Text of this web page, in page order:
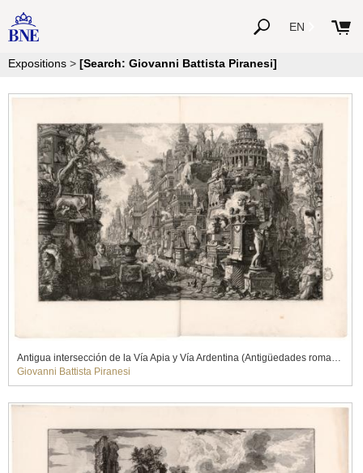
EN
Expositions > [Search: Giovanni Battista Piranesi]
Antigua intersección de la Vía Apia y Vía Ardentina (Antigüedades romanas)
Giovanni Battista Piranesi